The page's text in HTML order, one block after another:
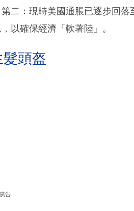
二：現時美國通脹已逐步回落
以確保經濟「軟著陸」。
頭盔
廣告